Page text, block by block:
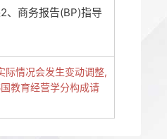
、商务报告(BP)指导
际情况会发生变动调整,
教育经营学分构成请